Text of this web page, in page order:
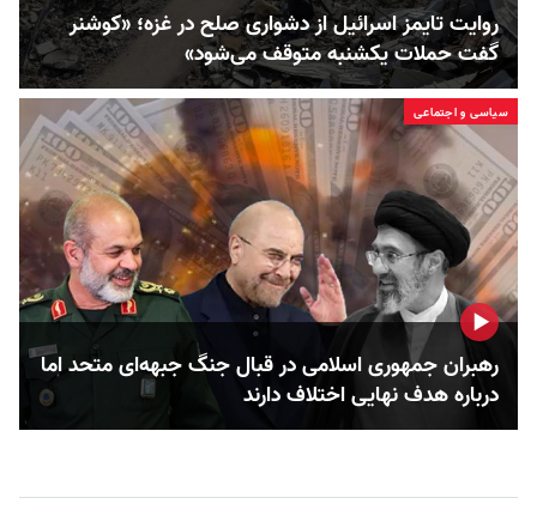
روایت تایمز اسرائیل از دشواری صلح در غزه؛ «کوشنر
گفت حملات یکشنبه متوقف می‌شود»
سیاسی و اجتماعی
رهبران جمهوری اسلامی در قبال جنگ جبهه‌ای متحد اما
درباره هدف نهایی اختلاف دارند